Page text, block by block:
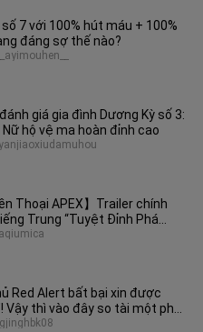
số 7 với 100% hút máu + 100%
đáng sợ thế nào?
giá gia đình Dương Kỳ số 3:
Nữ hộ vệ ma hoàn đỉnh cao
Thoại APEX】Trailer chính
Trung “Tuyệt Đỉnh Phá
Red Alert bất bại xin được
Vậy thì vào đây so tài một phen
mạnh đến đâu!